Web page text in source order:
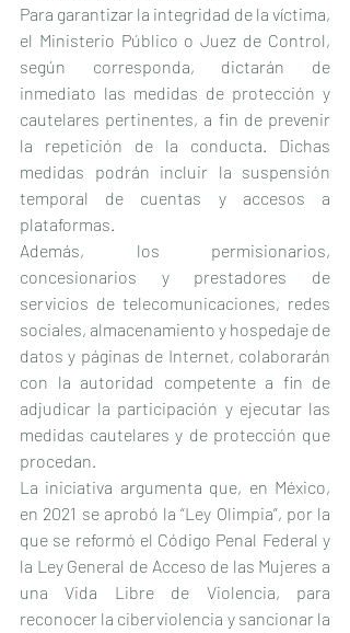
Para garantizar la integridad de la víctima,
el Ministerio Público o Juez de Control,
según corresponda, dictarán de
inmediato las medidas de protección y
cautelares pertinentes, a fin de prevenir
la repetición de la conducta. Dichas
medidas podrán incluir la suspensión
temporal de cuentas y accesos a
plataformas.
Además, los permisionarios,
concesionarios y prestadores de
servicios de telecomunicaciones, redes
sociales, almacenamiento y hospedaje de
datos y páginas de Internet, colaborarán
con la autoridad competente a fin de
adjudicar la participación y ejecutar las
medidas cautelares y de protección que
procedan.
La iniciativa argumenta que, en México,
en 2021 se aprobó la “Ley Olimpia”, por la
que se reformó el Código Penal Federal y
la Ley General de Acceso de las Mujeres a
una Vida Libre de Violencia, para
reconocer la ciberviolencia y sancionar la